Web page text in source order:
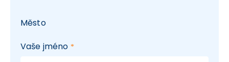
Město
Vaše jméno